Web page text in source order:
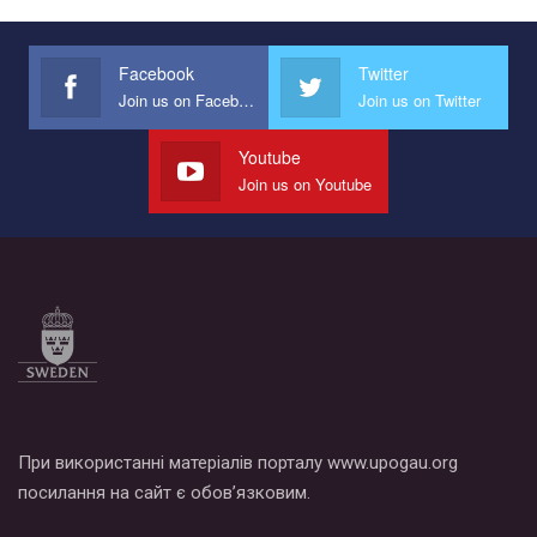
Facebook
Join us on Facebook
Twitter
Join us on Twitter
Youtube
Join us on Youtube
При використанні матеріалів порталу www.upogau.org
посилання на сайт є обов’язковим.